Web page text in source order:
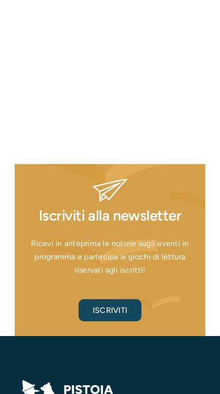
Iscriviti alla newsletter
Ricevi in anteprima le notizie sugli eventi in
programma e partecipa ai giochi di lettura
riservati agli iscritti!
ISCRIVITI